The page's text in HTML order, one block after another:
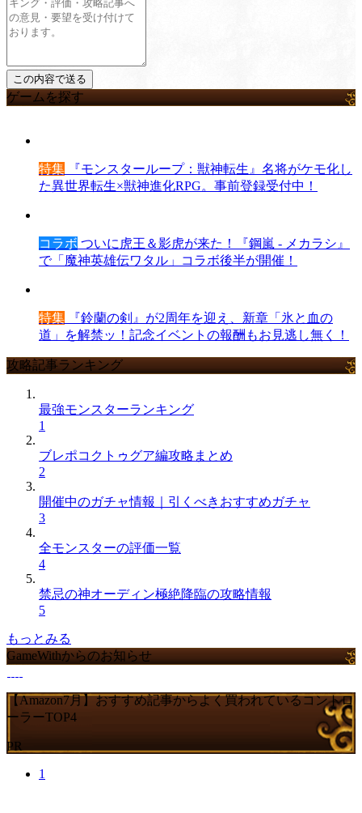
ゲームを探す
特集 『モンスターループ：獣神転生』名将がケモ化し
た異世界転生×獣神進化RPG。事前登録受付中！
コラボ ついに虎王＆影虎が来た！『鋼嵐 - メカラシ』
で「魔神英雄伝ワタル」コラボ後半が開催！
特集 『鈴蘭の剣』が2周年を迎え、新章「氷と血の
道」を解禁ッ！記念イベントの報酬もお見逃し無く！
攻略記事ランキング
最強モンスターランキング
1
ブレポコクトゥグア編攻略まとめ
2
開催中のガチャ情報｜引くべきおすすめガチャ
3
全モンスターの評価一覧
4
禁忌の神オーディン極絶降臨の攻略情報
5
もっとみる
GameWithからのお知らせ
【Amazon7月】おすすめ記事からよく買われているコントロ
ーラーTOP4
PR
1